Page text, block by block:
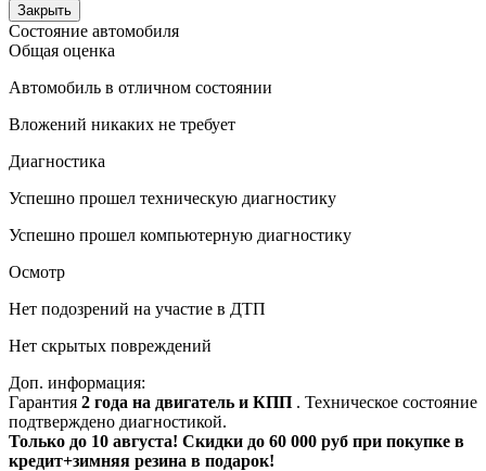
Закрыть
Состояние автомобиля
Общая оценка
Автомобиль в отличном состоянии
Вложений никаких не требует
Диагностика
Успешно прошел техническую диагностику
Успешно прошел компьютерную диагностику
Осмотр
Нет подозрений на участие в ДТП
Нет скрытых повреждений
Доп. информация:
Гарантия 2 года на двигатель и КПП . Техническое состояние
подтверждено диагностикой.
Только до 10 августа! Скидки до 60 000 руб при покупке в
кредит+зимняя резина в подарок!